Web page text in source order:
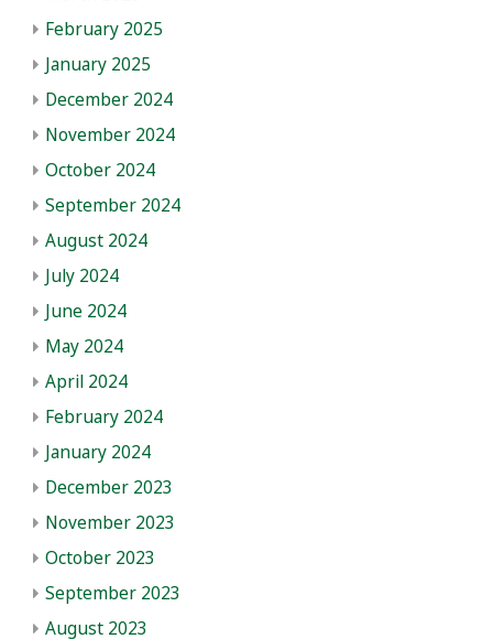
February 2025
January 2025
December 2024
November 2024
October 2024
September 2024
August 2024
July 2024
June 2024
May 2024
April 2024
February 2024
January 2024
December 2023
November 2023
October 2023
September 2023
August 2023